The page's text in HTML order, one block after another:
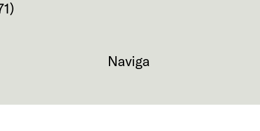
)
Naviga